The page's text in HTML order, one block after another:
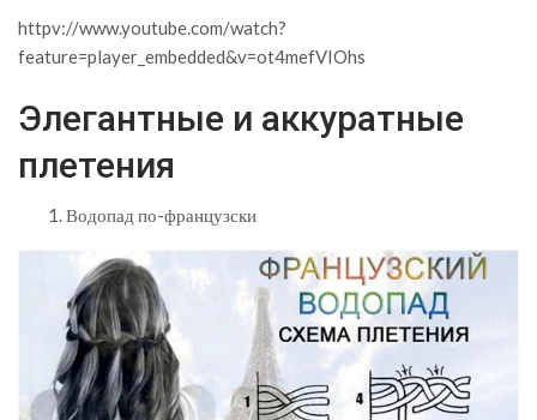
httpv://www.youtube.com/watch?
feature=player_embedded&v=ot4mefVIOhs
Элегантные и аккуратные
плетения
Водопад по-французски